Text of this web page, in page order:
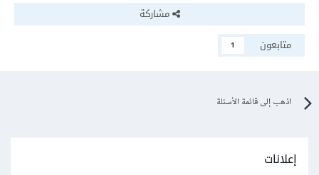
مشاركة
متابعون
1
اذهب إلى قائمة الأسئلة
إعلانات